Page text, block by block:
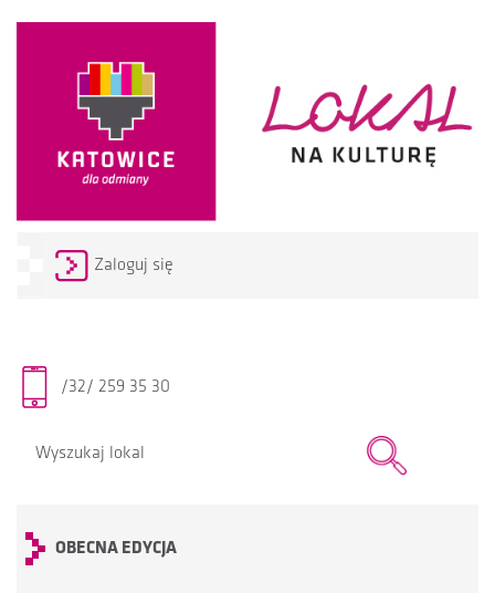
Zaloguj się
/32/ 259 35 30
OBECNA EDYCJA